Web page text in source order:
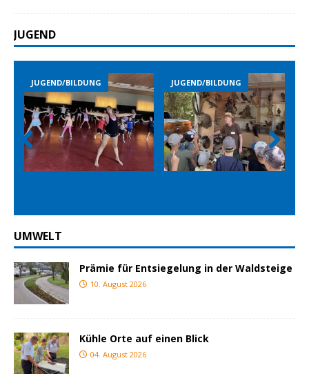
JUGEND
JUGEND/BILDUNG JUGEND/BILDUNG
Prev
ious
Nex
t
UMWELT
Prämie für Entsiegelung in der Waldsteige
10. August 2026
Kühle Orte auf einen Blick
04. August 2026